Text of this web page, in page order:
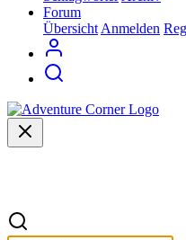
Forum
Übersicht Anmelden